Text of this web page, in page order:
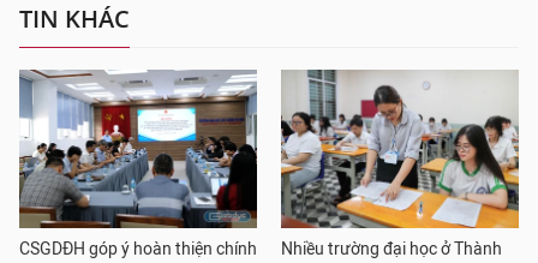
TIN KHÁC
CSGDĐH góp ý hoàn thiện chính
Nhiều trường đại học ở Thành